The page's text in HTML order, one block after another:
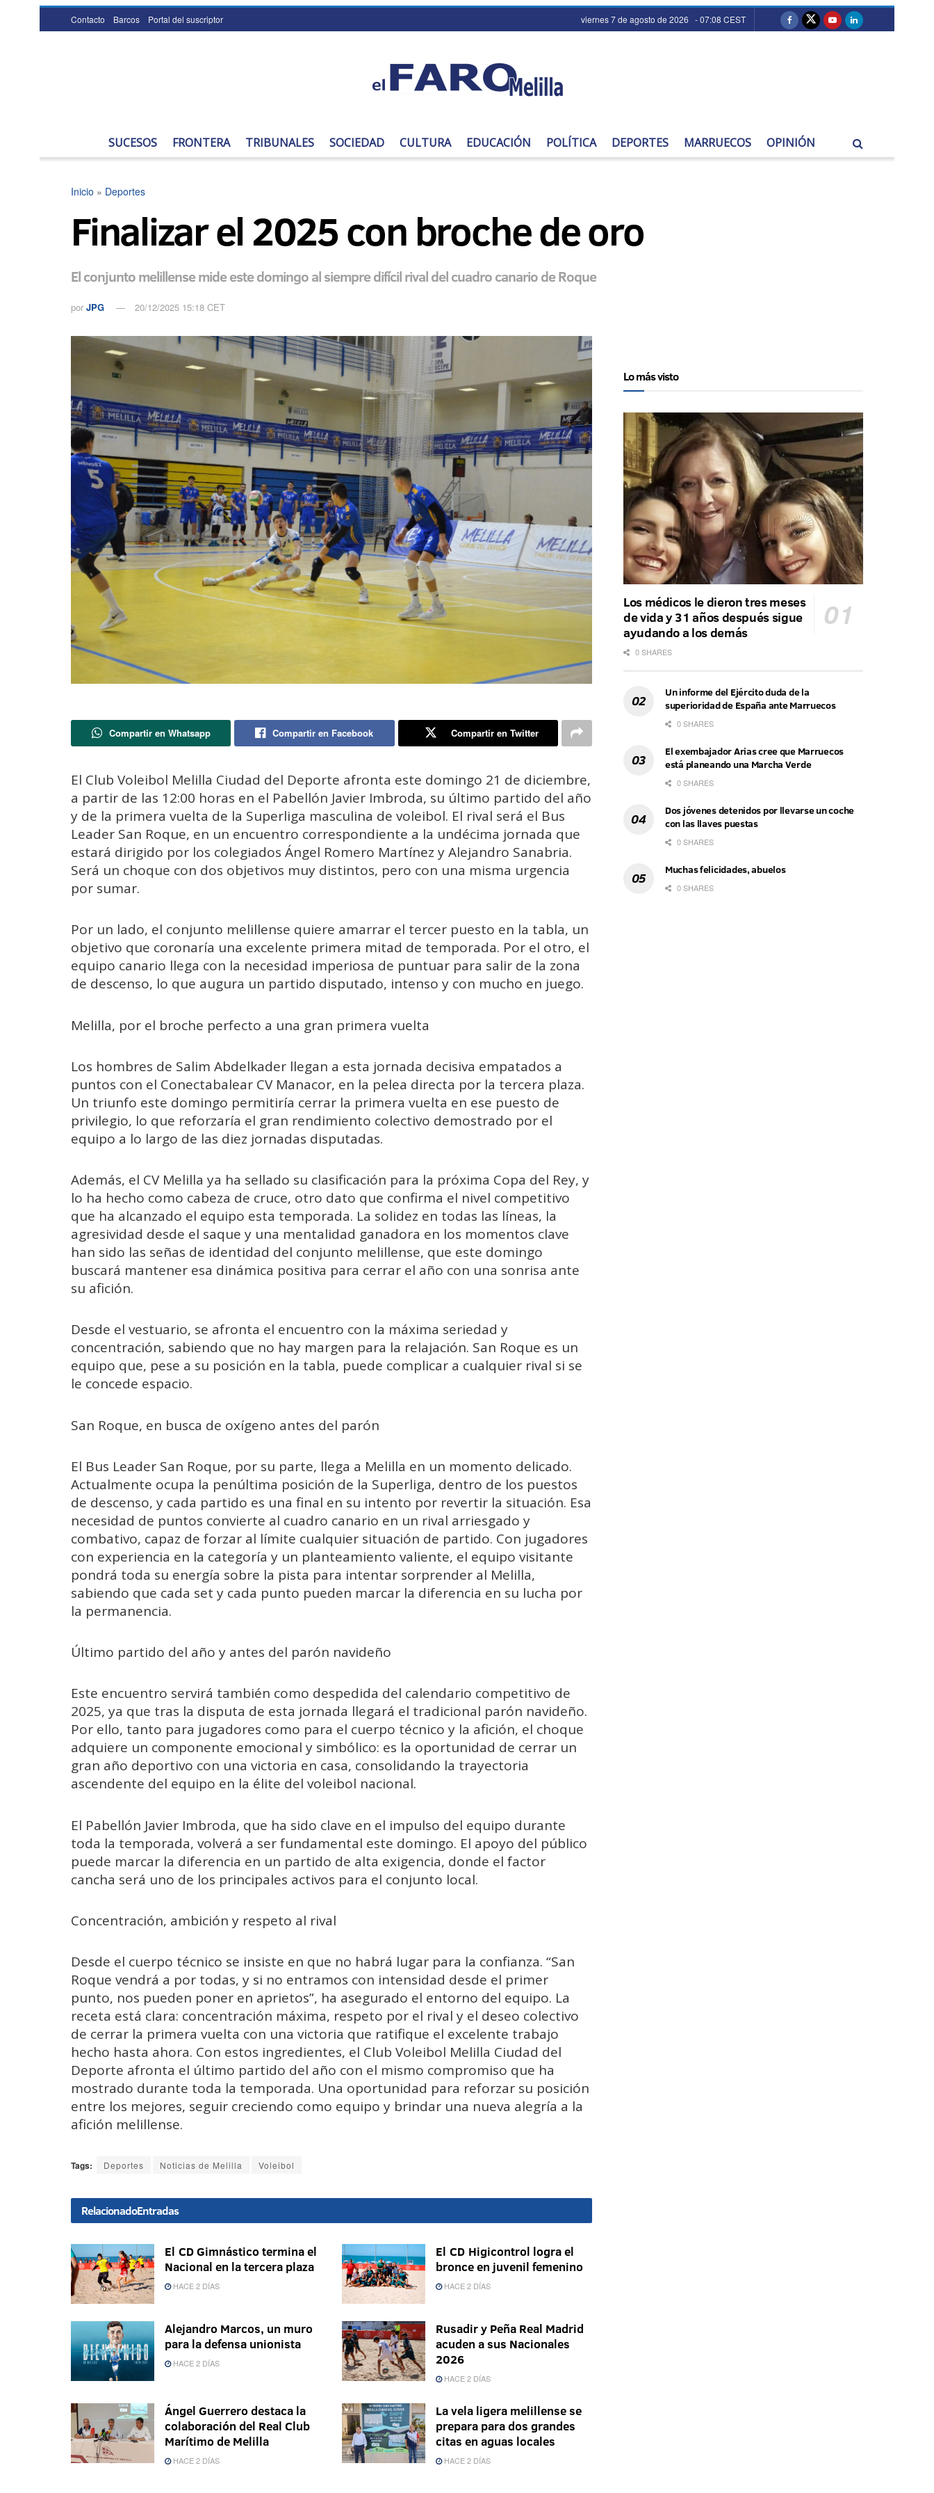
Contacto Barcos Portal del suscriptor viernes 7 de agosto de 2026 - 07:08 CEST
SUCESOS FRONTERA TRIBUNALES SOCIEDAD CULTURA EDUCACIÓN POLÍTICA DEPORTES MARRUECOS OPINIÓN
Inicio » Deportes
Finalizar el 2025 con broche de oro
El conjunto melillense mide este domingo al siempre difícil rival del cuadro canario de Roque
por JPG 20/12/2025 15:18 CET
Compartir en Whatsapp Compartir en Facebook Compartir en Twitter
El Club Voleibol Melilla Ciudad del Deporte afronta este domingo 21 de diciembre,
a partir de las 12:00 horas en el Pabellón Javier Imbroda, su último partido del año
y de la primera vuelta de la Superliga masculina de voleibol. El rival será el Bus
Leader San Roque, en un encuentro correspondiente a la undécima jornada que
estará dirigido por los colegiados Ángel Romero Martínez y Alejandro Sanabria.
Será un choque con dos objetivos muy distintos, pero con una misma urgencia
por sumar.
Por un lado, el conjunto melillense quiere amarrar el tercer puesto en la tabla, un
objetivo que coronaría una excelente primera mitad de temporada. Por el otro, el
equipo canario llega con la necesidad imperiosa de puntuar para salir de la zona
de descenso, lo que augura un partido disputado, intenso y con mucho en juego.
Melilla, por el broche perfecto a una gran primera vuelta
Los hombres de Salim Abdelkader llegan a esta jornada decisiva empatados a
puntos con el Conectabalear CV Manacor, en la pelea directa por la tercera plaza.
Un triunfo este domingo permitiría cerrar la primera vuelta en ese puesto de
privilegio, lo que reforzaría el gran rendimiento colectivo demostrado por el
equipo a lo largo de las diez jornadas disputadas.
Además, el CV Melilla ya ha sellado su clasificación para la próxima Copa del Rey, y
lo ha hecho como cabeza de cruce, otro dato que confirma el nivel competitivo
que ha alcanzado el equipo esta temporada. La solidez en todas las líneas, la
agresividad desde el saque y una mentalidad ganadora en los momentos clave
han sido las señas de identidad del conjunto melillense, que este domingo
buscará mantener esa dinámica positiva para cerrar el año con una sonrisa ante
su afición.
Desde el vestuario, se afronta el encuentro con la máxima seriedad y
concentración, sabiendo que no hay margen para la relajación. San Roque es un
equipo que, pese a su posición en la tabla, puede complicar a cualquier rival si se
le concede espacio.
San Roque, en busca de oxígeno antes del parón
El Bus Leader San Roque, por su parte, llega a Melilla en un momento delicado.
Actualmente ocupa la penúltima posición de la Superliga, dentro de los puestos
de descenso, y cada partido es una final en su intento por revertir la situación. Esa
necesidad de puntos convierte al cuadro canario en un rival arriesgado y
combativo, capaz de forzar al límite cualquier situación de partido. Con jugadores
con experiencia en la categoría y un planteamiento valiente, el equipo visitante
pondrá toda su energía sobre la pista para intentar sorprender al Melilla,
sabiendo que cada set y cada punto pueden marcar la diferencia en su lucha por
la permanencia.
Último partido del año y antes del parón navideño
Este encuentro servirá también como despedida del calendario competitivo de
2025, ya que tras la disputa de esta jornada llegará el tradicional parón navideño.
Por ello, tanto para jugadores como para el cuerpo técnico y la afición, el choque
adquiere un componente emocional y simbólico: es la oportunidad de cerrar un
gran año deportivo con una victoria en casa, consolidando la trayectoria
ascendente del equipo en la élite del voleibol nacional.
El Pabellón Javier Imbroda, que ha sido clave en el impulso del equipo durante
toda la temporada, volverá a ser fundamental este domingo. El apoyo del público
puede marcar la diferencia en un partido de alta exigencia, donde el factor
cancha será uno de los principales activos para el conjunto local.
Concentración, ambición y respeto al rival
Desde el cuerpo técnico se insiste en que no habrá lugar para la confianza. “San
Roque vendrá a por todas, y si no entramos con intensidad desde el primer
punto, nos pueden poner en aprietos”, ha asegurado el entorno del equipo. La
receta está clara: concentración máxima, respeto por el rival y el deseo colectivo
de cerrar la primera vuelta con una victoria que ratifique el excelente trabajo
hecho hasta ahora. Con estos ingredientes, el Club Voleibol Melilla Ciudad del
Deporte afronta el último partido del año con el mismo compromiso que ha
mostrado durante toda la temporada. Una oportunidad para reforzar su posición
entre los mejores, seguir creciendo como equipo y brindar una nueva alegría a la
afición melillense.
Tags: Deportes Noticias de Melilla Voleibol
RelacionadoEntradas
El CD Gimnástico termina el
Nacional en la tercera plaza
HACE 2 DÍAS
El CD Higicontrol logra el
bronce en juvenil femenino
HACE 2 DÍAS
Alejandro Marcos, un muro
para la defensa unionista
HACE 2 DÍAS
Rusadir y Peña Real Madrid
acuden a sus Nacionales
2026
HACE 2 DÍAS
Ángel Guerrero destaca la
colaboración del Real Club
Marítimo de Melilla
HACE 2 DÍAS
La vela ligera melillense se
prepara para dos grandes
citas en aguas locales
HACE 2 DÍAS
Lo más visto
Los médicos le dieron tres meses
de vida y 31 años después sigue
ayudando a los demás
0 SHARES
Un informe del Ejército duda de la
superioridad de España ante Marruecos
0 SHARES
El exembajador Arias cree que Marruecos
está planeando una Marcha Verde
0 SHARES
Dos jóvenes detenidos por llevarse un coche
con las llaves puestas
0 SHARES
Muchas felicidades, abuelos
0 SHARES